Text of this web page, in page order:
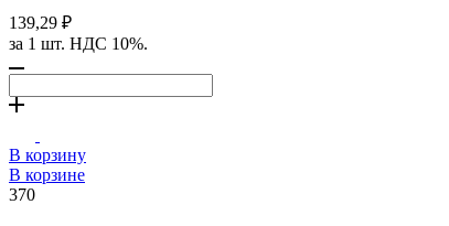
139,29 ₽
за 1 шт. НДС 10%.
В корзину
В корзине
370